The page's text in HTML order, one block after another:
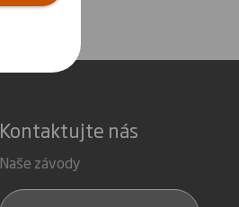
Kontaktujte nás
Naše závody